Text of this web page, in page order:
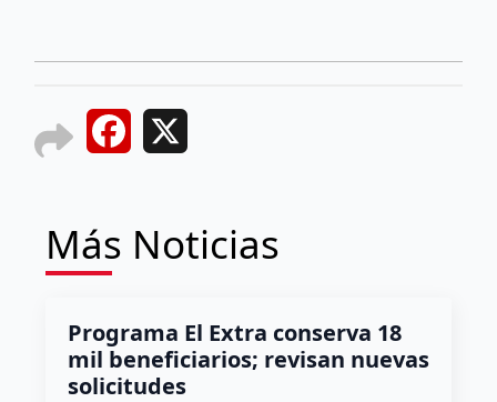
Facebook
Más Noticias
Programa El Extra conserva 18
mil beneficiarios; revisan nuevas
solicitudes